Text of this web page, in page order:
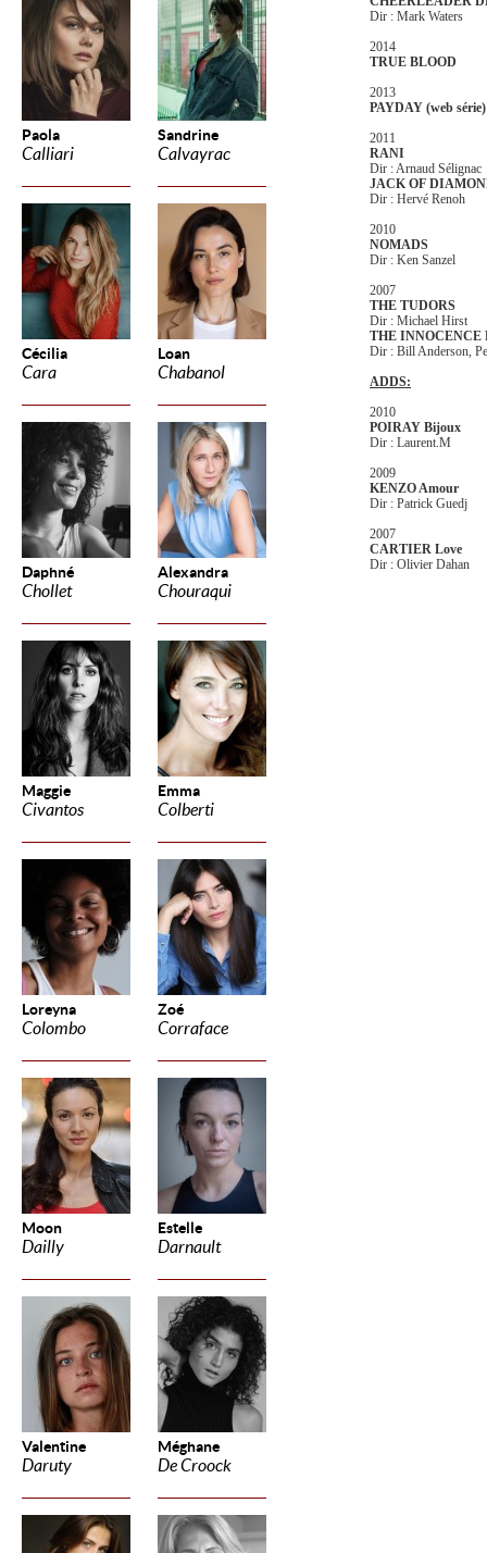
Paola
Calliari
Sandrine
Calvayrac
Cécilia
Cara
Loan
Chabanol
Daphné
Chollet
Alexandra
Chouraqui
Maggie
Civantos
Emma
Colberti
Loreyna
Colombo
Zoé
Corraface
Moon
Dailly
Estelle
Darnault
Valentine
Daruty
Méghane
De Croock
Dir : Mark Waters
2014
TRUE BLOOD
2013
PAYDAY (web série)
2011
RANI
Dir : Arnaud Sélignac
JACK OF
Dir : Hervé Renoh
2010
NOMADS
Dir : Ken Sanzel
2007
THE TUDORS
Dir : Michael Hirst
THE INNOCENCE
Dir : Bill Anderson,
ADDS:
2010
POIRAY Bijoux
Dir : Laurent.M
2009
KENZO Amour
Dir : Patrick Guedj
2007
CARTIER Love
Dir : Olivier Dahan